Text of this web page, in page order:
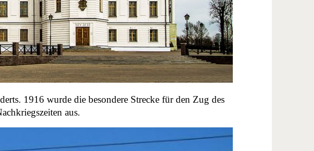
1916 wurde die besondere Strecke für den Zug des
aus.